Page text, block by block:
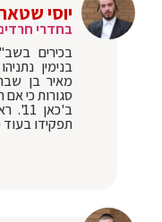
יוסי
בחדרי
בכירים
בנימין
מאיר בן
סגורות כי אם
תפקידו